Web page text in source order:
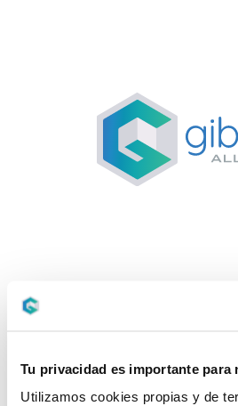
Tu privacidad es importante para
Utilizamos cookies propias y de